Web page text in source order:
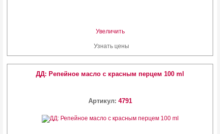
Увеличить
Узнать цены
ДД: Репейное масло с красным перцем 100 ml
Артикул: 4791